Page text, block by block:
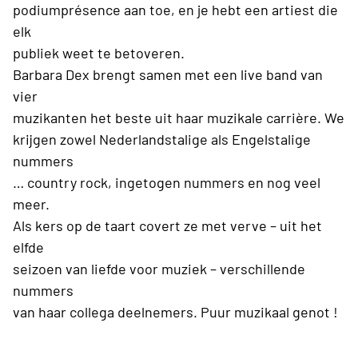
podiumprésence aan toe, en je hebt een artiest die
elk
publiek weet te betoveren.
Barbara Dex brengt samen met een live band van
vier
muzikanten het beste uit haar muzikale carrière. We
krijgen zowel Nederlandstalige als Engelstalige
nummers
… country rock, ingetogen nummers en nog veel
meer.
Als kers op de taart covert ze met verve – uit het
elfde
seizoen van liefde voor muziek – verschillende
nummers
van haar collega deelnemers. Puur muzikaal genot !